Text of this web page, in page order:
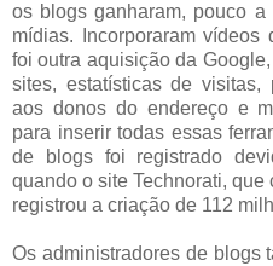
os blogs ganharam, pouco a
mídias. Incorporaram vídeos
foi outra aquisição da
sites, estatísticas de visitas,
aos donos do endereço e
para inserir todas essas
de blogs foi registrado
quando o site Technorati,
registrou a criação de 112
Os administradores de blogs